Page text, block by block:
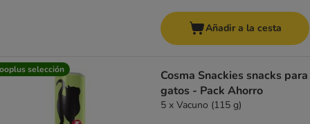
Añadir a la cesta
selección
Cosma Snackies snacks para
gatos - Pack Ahorro
5 x Vacuno (115 g)